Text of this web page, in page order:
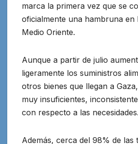
marca la primera vez que se
oficialmente una hambruna en
Medio Oriente.
Aunque a partir de julio
ligeramente los suministros
otros bienes que llegan a
muy insuficientes,
con respecto a las necesidades.
Además, cerca del 98% de las